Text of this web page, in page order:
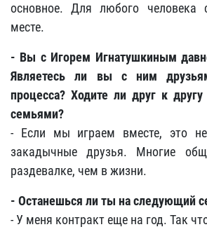
основное. Для любого человека
месте.
- Вы с Игорем Игнатушкиным
Являетесь ли вы с ним
процесса? Ходите ли друг к
семьями?
- Если мы играем вместе, это
закадычные друзья. Многие
раздевалке, чем в жизни.
- Останешься ли ты на следующий
- У меня контракт еще на год. Так